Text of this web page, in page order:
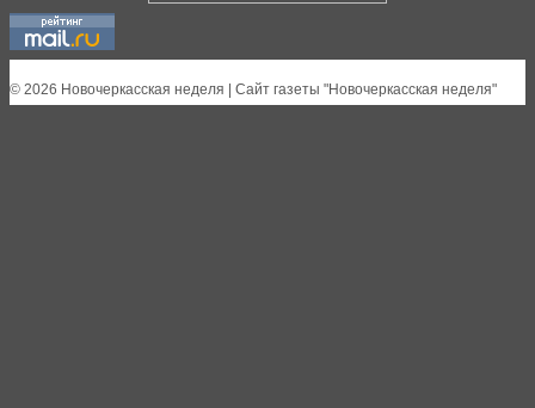
© 2026 Новочеркасская неделя | Сайт газеты "Новочеркасская неделя"